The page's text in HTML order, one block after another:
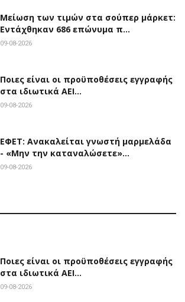
Μείωση των τιμών στα σούπερ μάρκετ:
Εντάχθηκαν 686 επώνυμα π…
09-08-2026
Ποιες είναι οι προϋποθέσεις εγγραφής
στα ιδιωτικά ΑΕΙ…
09-08-2026
ΕΦΕΤ: Ανακαλείται γνωστή μαρμελάδα
- «Μην την καταναλώσετε»…
09-08-2026
Ποιες είναι οι προϋποθέσεις εγγραφής
στα ιδιωτικά ΑΕΙ…
09-08-2026